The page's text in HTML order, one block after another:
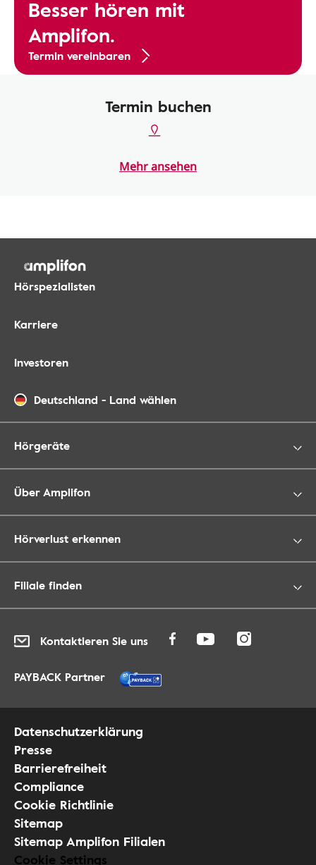
Besser hören mit
Amplifon.
Termin vereinbaren
Termin buchen
Mehr ansehen
Hörspezialisten
Karriere
Investoren
Deutschland - Land wählen
Hörgeräte
Über Amplifon
Hörverlust erkennen
Filiale finden
Kontaktieren Sie uns
PAYBACK Partner
Datenschutzerklärung
Presse
Barrierefreiheit
Compliance
Cookie Richtlinie
Sitemap
Sitemap Amplifon Filialen
Cookie Settings